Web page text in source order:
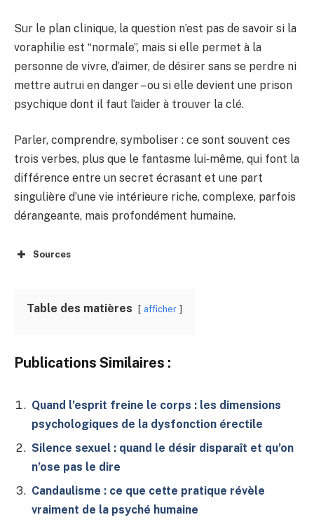
Sur le plan clinique, la question n’est pas de savoir si la
voraphilie est “normale”, mais si elle permet à la
personne de vivre, d’aimer, de désirer sans se perdre ni
mettre autrui en danger – ou si elle devient une prison
psychique dont il faut l’aider à trouver la clé.
Parler, comprendre, symboliser : ce sont souvent ces
trois verbes, plus que le fantasme lui‑même, qui font la
différence entre un secret écrasant et une part
singulière d’une vie intérieure riche, complexe, parfois
dérangeante, mais profondément humaine.
Sources
Table des matières afficher
Publications Similaires :
Quand l’esprit freine le corps : les dimensions
psychologiques de la dysfonction érectile
Silence sexuel : quand le désir disparaît et qu’on
n’ose pas le dire
Candaulisme : ce que cette pratique révèle
vraiment de la psyché humaine